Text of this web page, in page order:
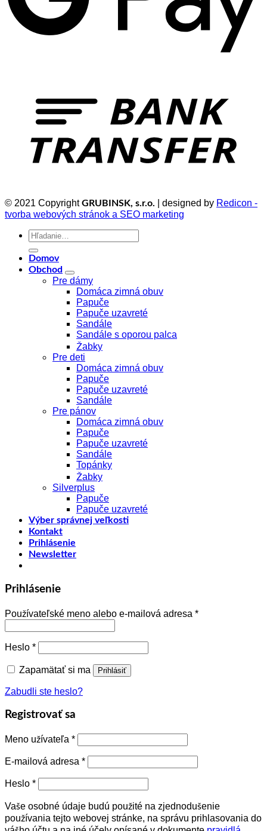
© 2021 CopyrightGRUBINSK, s.r.o. | designed by Redicon -
tvorba webových stránok a SEO marketing
Hľadať:
Domov
Obchod
Pre dámy
Domáca zimná obuv
Papuče
Papuče uzavreté
Sandále
Sandále s oporou palca
Žabky
Pre deti
Domáca zimná obuv
Papuče
Papuče uzavreté
Sandále
Pre pánov
Domáca zimná obuv
Papuče
Papuče uzavreté
Sandále
Topánky
Žabky
Silverplus
Papuče
Papuče uzavreté
Výber správnej veľkosti
Kontakt
Prihlásenie
Newsletter
Prihlásenie
Používateľské meno alebo e-mailová adresa *
Heslo *
Zapamätať si ma Prihlásiť
Zabudli ste heslo?
Registrovať sa
Meno užívateľa *
E-mailová adresa *
Heslo *
Vaše osobné údaje budú použité na zjednodušenie
používania tejto webovej stránke, na správu prihlasovania do